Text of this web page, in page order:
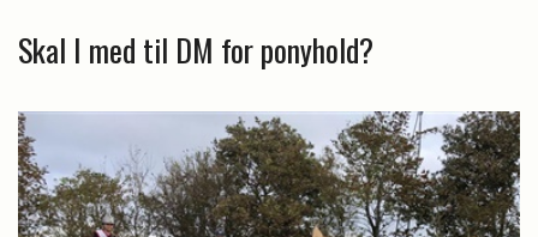
Skal I med til DM for ponyhold?